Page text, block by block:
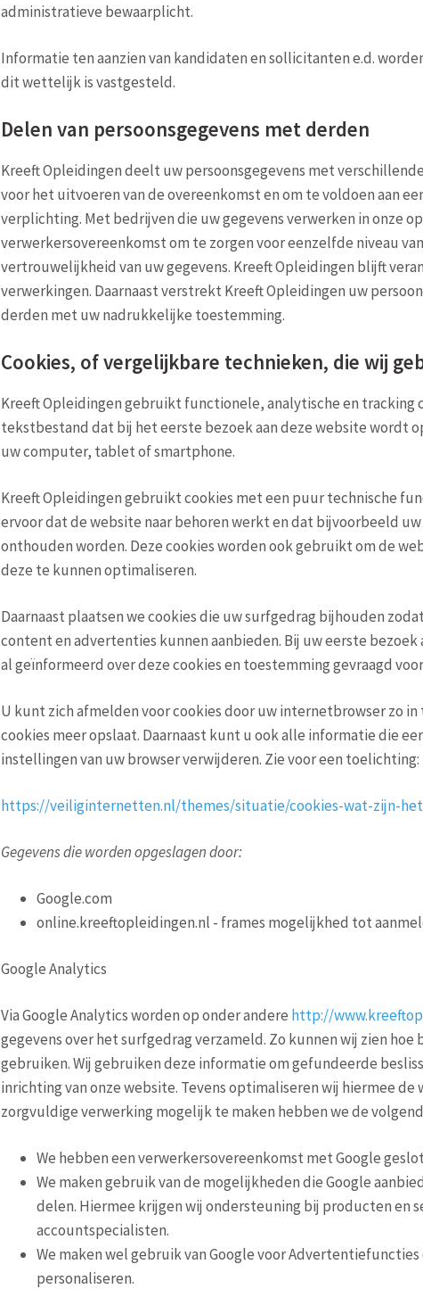
administratieve bewaarplicht.
Informatie ten aanzien van kandidaten en sollicitanten e.d.
dit wettelijk is vastgesteld.
Delen van persoonsgegevens met derden
Kreeft Opleidingen deelt uw persoonsgegevens met
voor het uitvoeren van de overeenkomst en om te voldoen aan
verplichting. Met bedrijven die uw gegevens verwerken in onze
verwerkersovereenkomst om te zorgen voor eenzelfde niveau
vertrouwelijkheid van uw gegevens. Kreeft Opleidingen blijft
verwerkingen. Daarnaast verstrekt Kreeft Opleidingen uw
derden met uw nadrukkelijke toestemming.
Cookies, of vergelijkbare technieken, die wij
Kreeft Opleidingen gebruikt functionele, analytische en tracking
tekstbestand dat bij het eerste bezoek aan deze website wordt
uw computer, tablet of smartphone.
Kreeft Opleidingen gebruikt cookies met een puur technische
ervoor dat de website naar behoren werkt en dat bijvoorbeeld
onthouden worden. Deze cookies worden ook gebruikt om de
deze te kunnen optimaliseren.
Daarnaast plaatsen we cookies die uw surfgedrag bijhouden
content en advertenties kunnen aanbieden. Bij uw eerste bezoek
al geïnformeerd over deze cookies en toestemming gevraagd
U kunt zich afmelden voor cookies door uw internetbrowser zo
cookies meer opslaat. Daarnaast kunt u ook alle informatie die
instellingen van uw browser verwijderen. Zie voor een toelichting:
https://veiliginternetten.nl/themes/situatie/cookies-wat-zijn-
Gegevens die worden opgeslagen door:
Google.com
online.kreeftopleidingen.nl - frames mogelijkhed tot
Google Analytics
Via Google Analytics worden op onder andere http://
gegevens over het surfgedrag verzameld. Zo kunnen wij zien hoe
gebruiken. Wij gebruiken deze informatie om gefundeerde
inrichting van onze website. Tevens optimaliseren wij hiermee de
zorgvuldige verwerking mogelijk te maken hebben we de
We hebben een verwerkersovereenkomst met Google
We maken gebruik van de mogelijkheden die Google
delen. Hiermee krijgen wij ondersteuning bij producten en
accountspecialisten.
We maken wel gebruik van Google voor
personaliseren.